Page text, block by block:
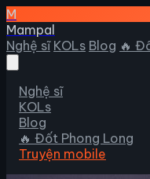
M
Mampal
Nghệ sĩ KOLs Blog 🔥
Nghệ sĩ
KOLs
Blog
🔥 Đốt Phong Long
Truyện mobile